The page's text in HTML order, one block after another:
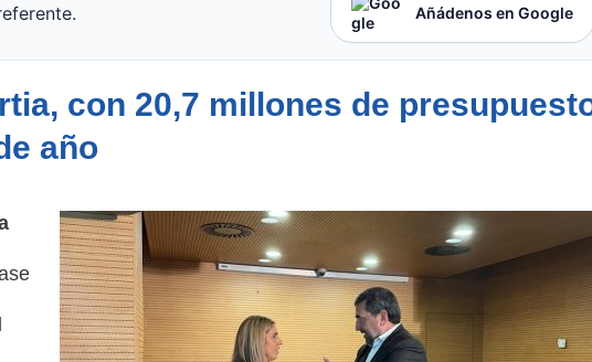
Añádenos en Google
con 20,7 millones de
año